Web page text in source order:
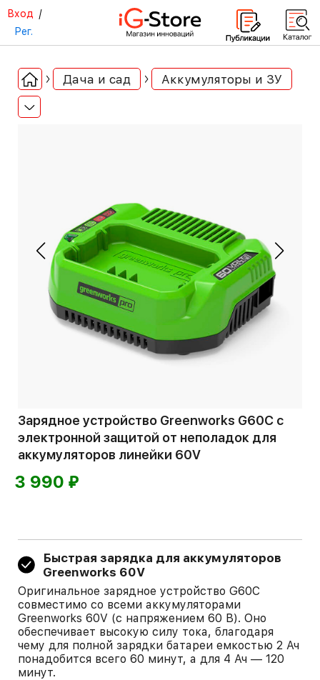
Вход /
Рег.
Дача и сад Аккумуляторы и ЗУ
Зарядное устройство Greenworks G60C с
электронной защитой от неполадок для
аккумуляторов линейки 60V
3 990 ⃏
Быстрая зарядка для аккумуляторов
Greenworks 60V
Оригинальное зарядное устройство G60C
совместимо со всеми аккумуляторами
Greenworks 60V (с напряжением 60 В). Оно
обеспечивает высокую силу тока, благодаря
чему для полной зарядки батареи емкостью 2 Ач
понадобится всего 60 минут, а для 4 Ач — 120
минут.